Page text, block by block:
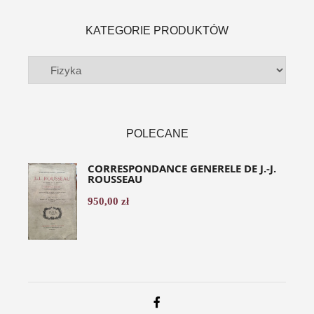
KATEGORIE PRODUKTÓW
POLECANE
CORRESPONDANCE GENERELE DE J.-J.
ROUSSEAU
950,00 zł